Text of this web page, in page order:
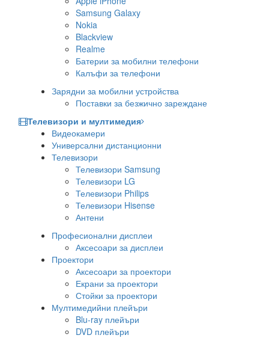
Samsung Galaxy
Nokia
Blackview
Realme
Батерии за мобилни телефони
Калъфи за телефони
Зарядни за мобилни устройства
Поставки за безжично зареждане
Телевизори и мултимедия
Видеокамери
Универсални дистанционни
Телевизори
Телевизори Samsung
Телевизори LG
Телевизори Philips
Телевизори Hisense
Антени
Професионални дисплеи
Аксесоари за дисплеи
Проектори
Аксесоари за проектори
Екрани за проектори
Стойки за проектори
Мултимедийни плейъри
Blu-ray плейъри
DVD плейъри